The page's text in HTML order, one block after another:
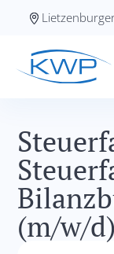
(m/w/d)